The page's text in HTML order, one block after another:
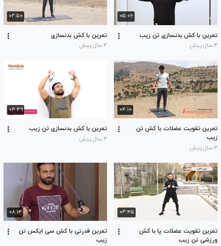
۰۵:۰۶
تمرین با کش بدنسازی تن زیب
۳ سال پیش
۰۲:۵۰
تمرین با کش بدنسازی
۳ سال پیش
۰۴:۱۰
تمرین تقویت عضلات با کش تن
زیب
۳ سال پیش
۰۴:۴۹
تمرین با کش بدنسازی تن زیب
۳ سال پیش
۰۳:۴۵
تمرین تقویت عضلات پا با کش
ورزشی تن زیب
۰۸:۱۴
تمرین قدرتی با کش سی ایکس تن
زیب